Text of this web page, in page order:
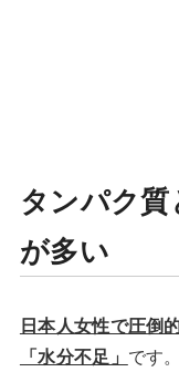
タンパク
が多い
日本人女性で圧倒
「水分不足」 です。